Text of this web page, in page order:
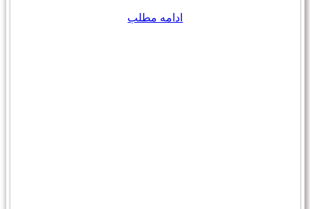
ادامه مطلب